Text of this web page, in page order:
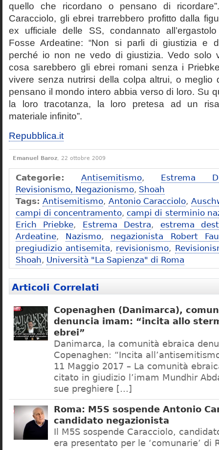
quello che ricordano o pensano di
Caracciolo, gli ebrei trarrebbero profitto dalla
ex ufficiale delle SS, condannato
Fosse Ardeatine: “Non si parli di giustizia e
perché io non ne vedo di giustizia. Vedo solo
cosa sarebbero gli ebrei romani senza i
vivere senza nutrirsi della colpa altrui, o meglio
pensano il mondo intero abbia verso di loro. Su
la loro tracotanza, la loro pretesa ad un
materiale infinito”.
Repubblica.it
Emanuel Baroz, 22 ottobre 2009
Categorie: Antisemitismo, Estrema
Revisionismo, Negazionismo, Shoah
Tags: Antisemitismo, Antonio Caracciolo,
campi di concentramento, campi di sterminio
Erich Priebke, Estrema Destra, estrema
Ardeatine, Nazismo, negazionista Robert
pregiudizio antisemita, revisionismo,
Shoah, Università "La Sapienza" di Roma
Articoli Correlati
Copenaghen (Danimarca),
denuncia imam: “incita allo
ebrei”
Danimarca, la comunità ebraica
Copenaghen: “Incita
11 Maggio 2017 – La comunità
citato in giudizio l’imam Mundhir
sue preghiere […]
Roma: M5S sospende Antonio
candidato negazionista
Il M5S sospende Caracciolo,
era presentato per le ‘comunarie’ di